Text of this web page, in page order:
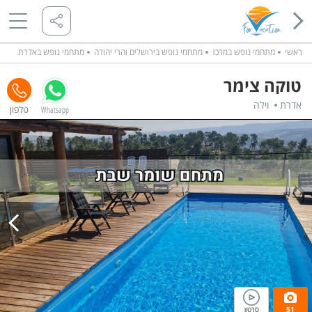
ראשי מתחמי נופש במרכז מתחמי נופש בירושלים והרי יהודה מתחמי נופש באדרת
טוקה צימר
אדרת וילה Whatsapp
51 סרטון